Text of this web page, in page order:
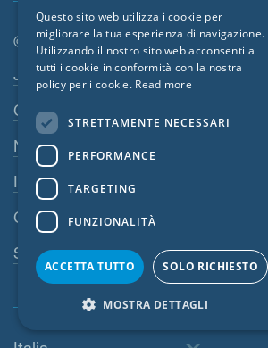
© SIGA 2026
Area di navigazione footer
Jobs
Contatto
Norme sulla privacy
Impressum
CGV
Sistema di denuncia
Italia
FRENCH
CZECH
LATVIAN
NORWEGIAN
Questo sito web utilizza i cookie per
migliorare la tua esperienza di navigazione.
Utilizzando il nostro sito web acconsenti a
tutti i cookie in conformità con la nostra
policy per i cookie. Read more
STRETTAMENTE NECESSARI
PERFORMANCE
TARGETING
FUNZIONALITÀ
ACCETTA TUTTO SOLO RICHIESTO
MOSTRA DETTAGLI